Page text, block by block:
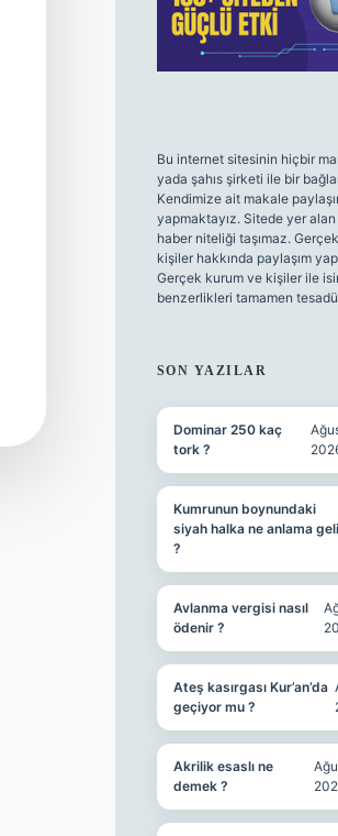
Bu internet sitesinin hiçbir
yada şahıs şirketi ile bir
Kendimize ait makale
yapmaktayız. Sitede yer
haber niteliği taşımaz.
kişiler hakkında paylaşım
Gerçek kurum ve kişiler ile
benzerlikleri tamamen
SON YAZILAR
Dominar 250 kaç
tork ?
Kumrunun boynundaki
siyah halka ne anlama
?
Avlanma vergisi nasıl
ödenir ?
Ateş kasırgası Kur’an’da
geçiyor mu ?
Akrilik esaslı ne
demek ?